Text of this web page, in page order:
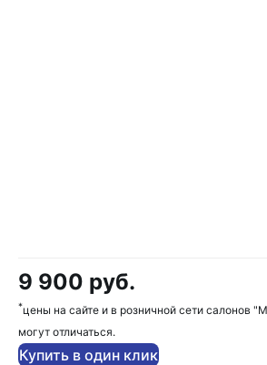
9 900 руб.
*цены на сайте и в розничной сети салонов
могут отличаться.
Купить в один клик